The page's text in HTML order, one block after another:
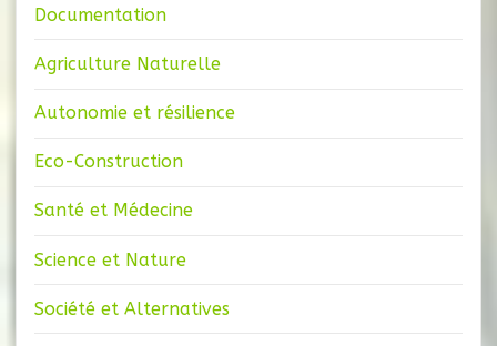
Documentation
Agriculture Naturelle
Autonomie et résilience
Eco-Construction
Santé et Médecine
Science et Nature
Société et Alternatives